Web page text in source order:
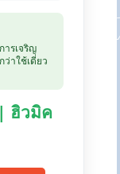
ารเจริญ
ว่าใช้เดี่ยว
ฮิวมิค